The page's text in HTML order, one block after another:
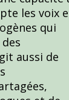
les voix
qui
aussi de